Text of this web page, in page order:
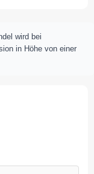
wird bei
in Höhe von einer